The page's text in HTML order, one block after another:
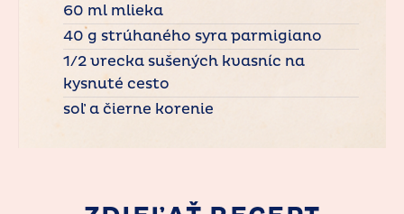
60 ml mlieka
40 g strúhaného syra parmigiano
1/2 vrecka sušených kvasníc na
kysnuté cesto
soľ a čierne korenie